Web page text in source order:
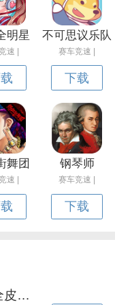
明星
速 |
不可思议乐队
赛车竞速 |
下载
舞团
速 |
钢琴师
赛车竞速 |
下载
菜单版